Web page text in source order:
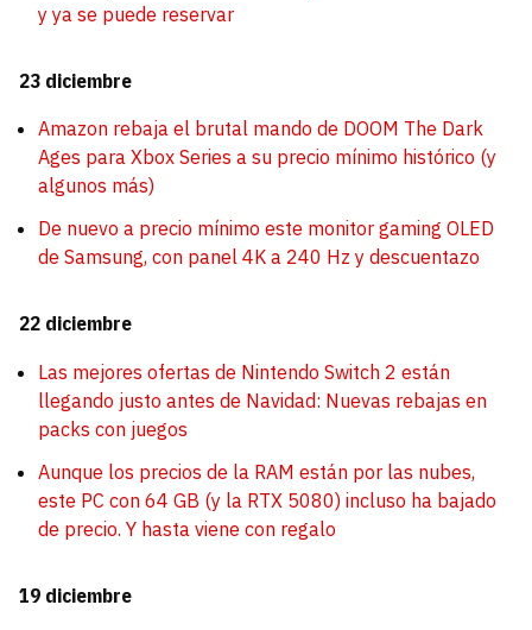
y ya se puede reservar
23 diciembre
Amazon rebaja el brutal mando de DOOM The Dark
Ages para Xbox Series a su precio mínimo histórico (y
algunos más)
De nuevo a precio mínimo este monitor gaming OLED
de Samsung, con panel 4K a 240 Hz y descuentazo
22 diciembre
Las mejores ofertas de Nintendo Switch 2 están
llegando justo antes de Navidad: Nuevas rebajas en
packs con juegos
Aunque los precios de la RAM están por las nubes,
este PC con 64 GB (y la RTX 5080) incluso ha bajado
de precio. Y hasta viene con regalo
19 diciembre